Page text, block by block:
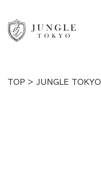
TOP > JUNGLE TOKYO